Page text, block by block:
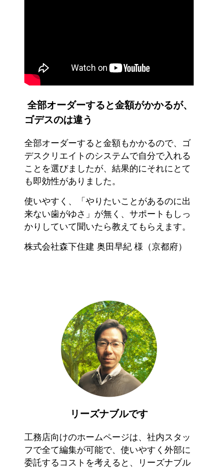
全部オーダーすると金額がかかるが、
ゴデスのは違う
全部オーダーすると金額もかかるので、ゴ
デスクリエイトのシステムで自分で入れる
ことを選びましたが、結果的にそれにとて
も即効性がありました。
使いやすく、「やりたいことがあるのに出
来ない歯がゆさ」が無く、サポートもしっ
かりしていて聞いたら教えてもらえます。
株式会社森下住建 奥田早紀 様（京都府）
リーズナブルです
工務店向けのホームページは、社内スタッ
フで全て編集が可能で、使いやすく外部に
委託するコストを考えると、リーズナブル